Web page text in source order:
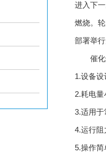
进入下
燃烧。
部署举
催化
1.设备
2.耗电
3.适用
4.运行阻
5.操作